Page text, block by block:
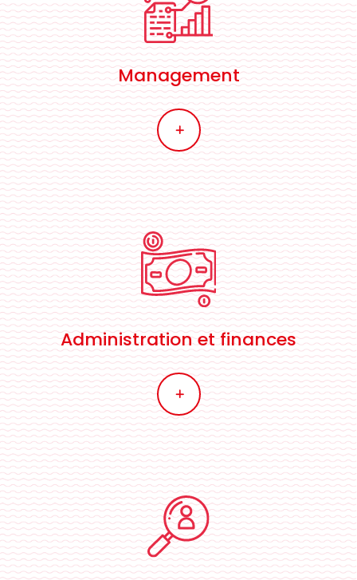
Management
L
Administration et finances
L